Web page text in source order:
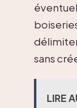
sans
LIRE